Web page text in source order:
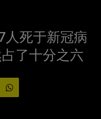
死于新冠病
了十分之六